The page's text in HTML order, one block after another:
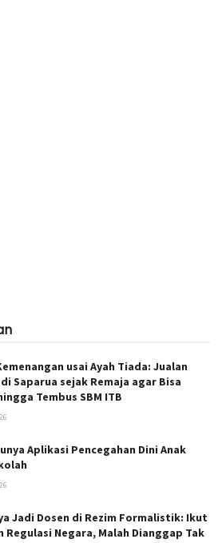
usai Ayah Tiada: Jualan
Saparua sejak Remaja agar Bisa
Tembus SBM ITB
Aplikasi Pencegahan Dini Anak
Jadi Dosen di Rezim Formalistik: Ikut
Regulasi Negara, Malah Dianggap Tak